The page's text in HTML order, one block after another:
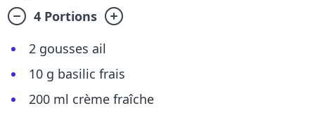
4 Portions
2 gousses ail
10 g basilic frais
200 ml crème fraîche